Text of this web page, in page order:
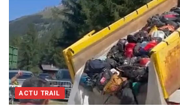
ACTU TRAIL